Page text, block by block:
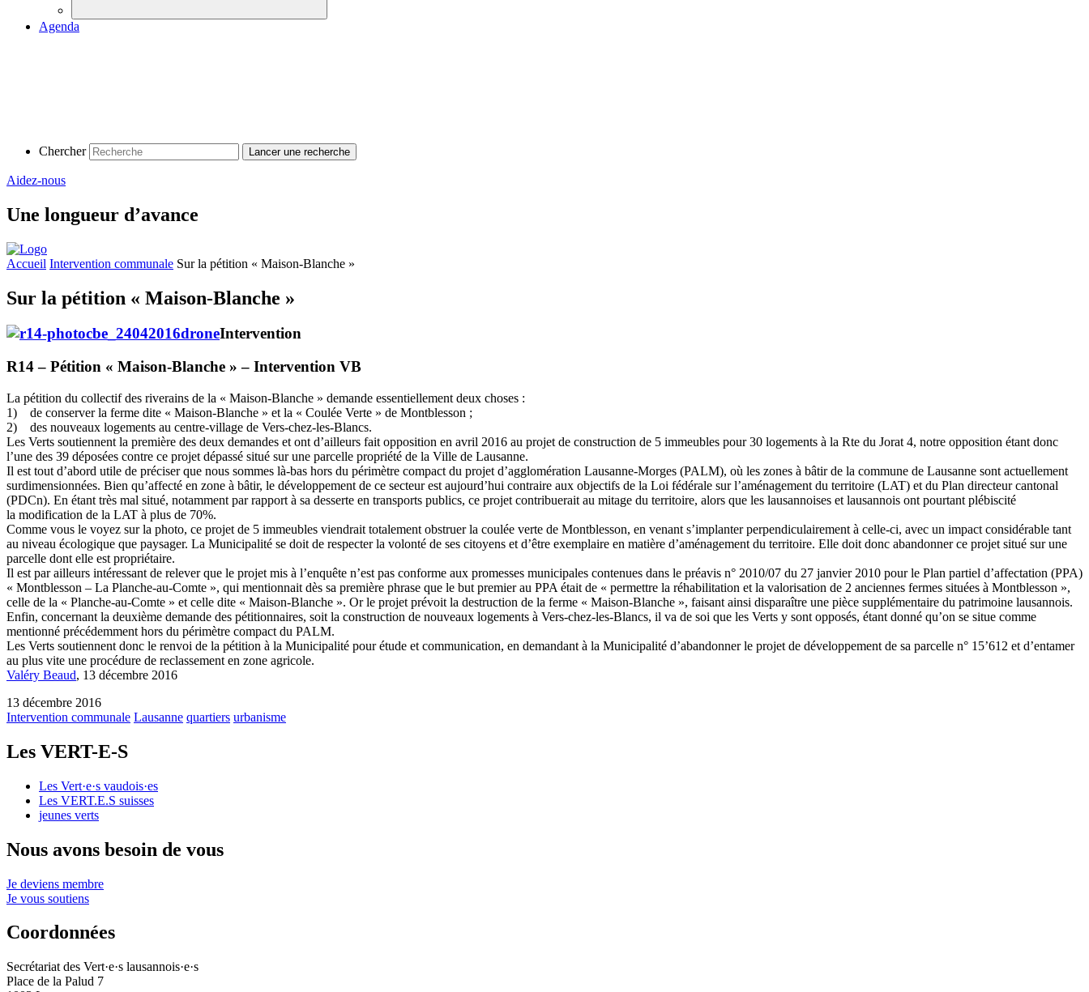
Agenda
Chercher
Aidez-nous
Une longueur d’avance
Accueil Intervention communale Sur la pétition « Maison-Blanche »
Sur la pétition « Maison-Blanche »
Intervention
R14 – Pétition « Maison-Blanche » – Intervention VB
La pétition du collectif des riverains de la « Maison-Blanche » demande essentiellement deux choses :
1) de conserver la ferme dite « Maison-Blanche » et la « Coulée Verte » de Montblesson ;
2) des nouveaux logements au centre-village de Vers-chez-les-Blancs.
Les Verts soutiennent la première des deux demandes et ont d’ailleurs fait opposition en avril 2016 au projet de construction de 5 immeubles pour 30 logements à la Rte du Jorat 4, notre opposition étant donc
l’une des 39 déposées contre ce projet dépassé situé sur une parcelle propriété de la Ville de Lausanne.
Il est tout d’abord utile de préciser que nous sommes là-bas hors du périmètre compact du projet d’agglomération Lausanne-Morges (PALM), où les zones à bâtir de la commune de Lausanne sont actuellement
surdimensionnées. Bien qu’affecté en zone à bâtir, le développement de ce secteur est aujourd’hui contraire aux objectifs de la Loi fédérale sur l’aménagement du territoire (LAT) et du Plan directeur cantonal
(PDCn). En étant très mal situé, notamment par rapport à sa desserte en transports publics, ce projet contribuerait au mitage du territoire, alors que les lausannoises et lausannois ont pourtant plébiscité
la modification de la LAT à plus de 70%.
Comme vous le voyez sur la photo, ce projet de 5 immeubles viendrait totalement obstruer la coulée verte de Montblesson, en venant s’implanter perpendiculairement à celle-ci, avec un impact considérable tant
au niveau écologique que paysager. La Municipalité se doit de respecter la volonté de ses citoyens et d’être exemplaire en matière d’aménagement du territoire. Elle doit donc abandonner ce projet situé sur une
parcelle dont elle est propriétaire.
Il est par ailleurs intéressant de relever que le projet mis à l’enquête n’est pas conforme aux promesses municipales contenues dans le préavis n° 2010/07 du 27 janvier 2010 pour le Plan partiel d’affectation (PPA)
« Montblesson – La Planche-au-Comte », qui mentionnait dès sa première phrase que le but premier au PPA était de « permettre la réhabilitation et la valorisation de 2 anciennes fermes situées à Montblesson »,
celle de la « Planche-au-Comte » et celle dite « Maison-Blanche ». Or le projet prévoit la destruction de la ferme « Maison-Blanche », faisant ainsi disparaître une pièce supplémentaire du patrimoine lausannois.
Enfin, concernant la deuxième demande des pétitionnaires, soit la construction de nouveaux logements à Vers-chez-les-Blancs, il va de soi que les Verts y sont opposés, étant donné qu’on se situe comme
mentionné précédemment hors du périmètre compact du PALM.
Les Verts soutiennent donc le renvoi de la pétition à la Municipalité pour étude et communication, en demandant à la Municipalité d’abandonner le projet de développement de sa parcelle n° 15’612 et d’entamer
au plus vite une procédure de reclassement en zone agricole.
Valéry Beaud, 13 décembre 2016
13 décembre 2016
Intervention communale Lausanne quartiers urbanisme
Les VERT-E-S
Les Vert·e·s vaudois·es
Les VERT.E.S suisses
jeunes verts
Nous avons besoin de vous
Je deviens membre
Je vous soutiens
Coordonnées
Secrétariat des Vert·e·s lausannois·e·s
Place de la Palud 7